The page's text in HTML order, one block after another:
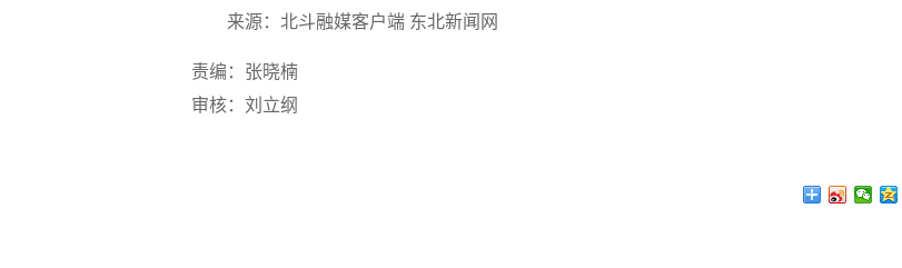
来源：北斗融媒客户端 东北新闻网
责编：张晓楠
审核：刘立纲